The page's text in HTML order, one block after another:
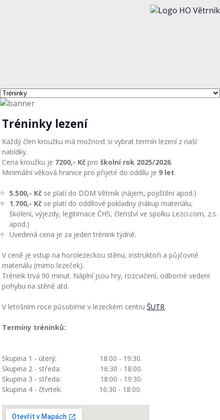
Tréninky lezení
Každý člen kroužku má možnost si vybrat termín lezení z naší
nabídky.
Cena kroužku je 7200,- Kč proškolní rok 2025/2026.
Minimální věková hranice pro přijeté do oddílu je 9 let.
5.500,- Kč se platí do DDM Větrník (nájem, pojištění apod.)
1.700,- Kč se platí do oddílové pokladny (nákup materiálu,
školení, výjezdy, legitimace ČHS, členství ve spolku Lezci.com, z.s.
apod.)
Uvedená cena je za jeden trénink týdně.
V ceně je vstup na horolezeckou stěnu, instruktoři a půjčovné
materiálu (mimo lezeček).
Trénink trvá 90 minut. Náplní jsou hry, rozcvičení, odborné vedení
pohybu na stěně atd.
V letošním roce působíme v lezeckém centruŠUTR.
Termíny tréninků:
Skupina 1 - úterý: 18:00 - 19:30.
Skupina 2 - středa: 16:30 - 18:00.
Skupina 3 - středa: 18:00 - 19:30.
Skupina 4 - čtvrtek: 16:30 - 18:00.